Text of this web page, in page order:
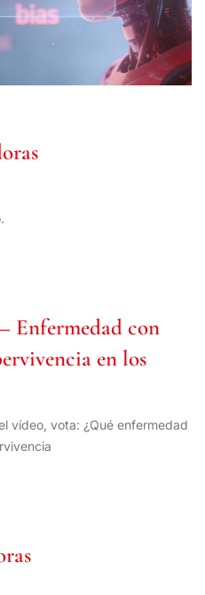
Enfermedad con
en los
vídeo, vota: ¿Qué enfermedad